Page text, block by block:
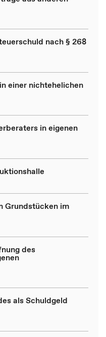
nach § 268
einer nichtehelichen
in eigenen
Grundstücken im
des
als Schuldgeld